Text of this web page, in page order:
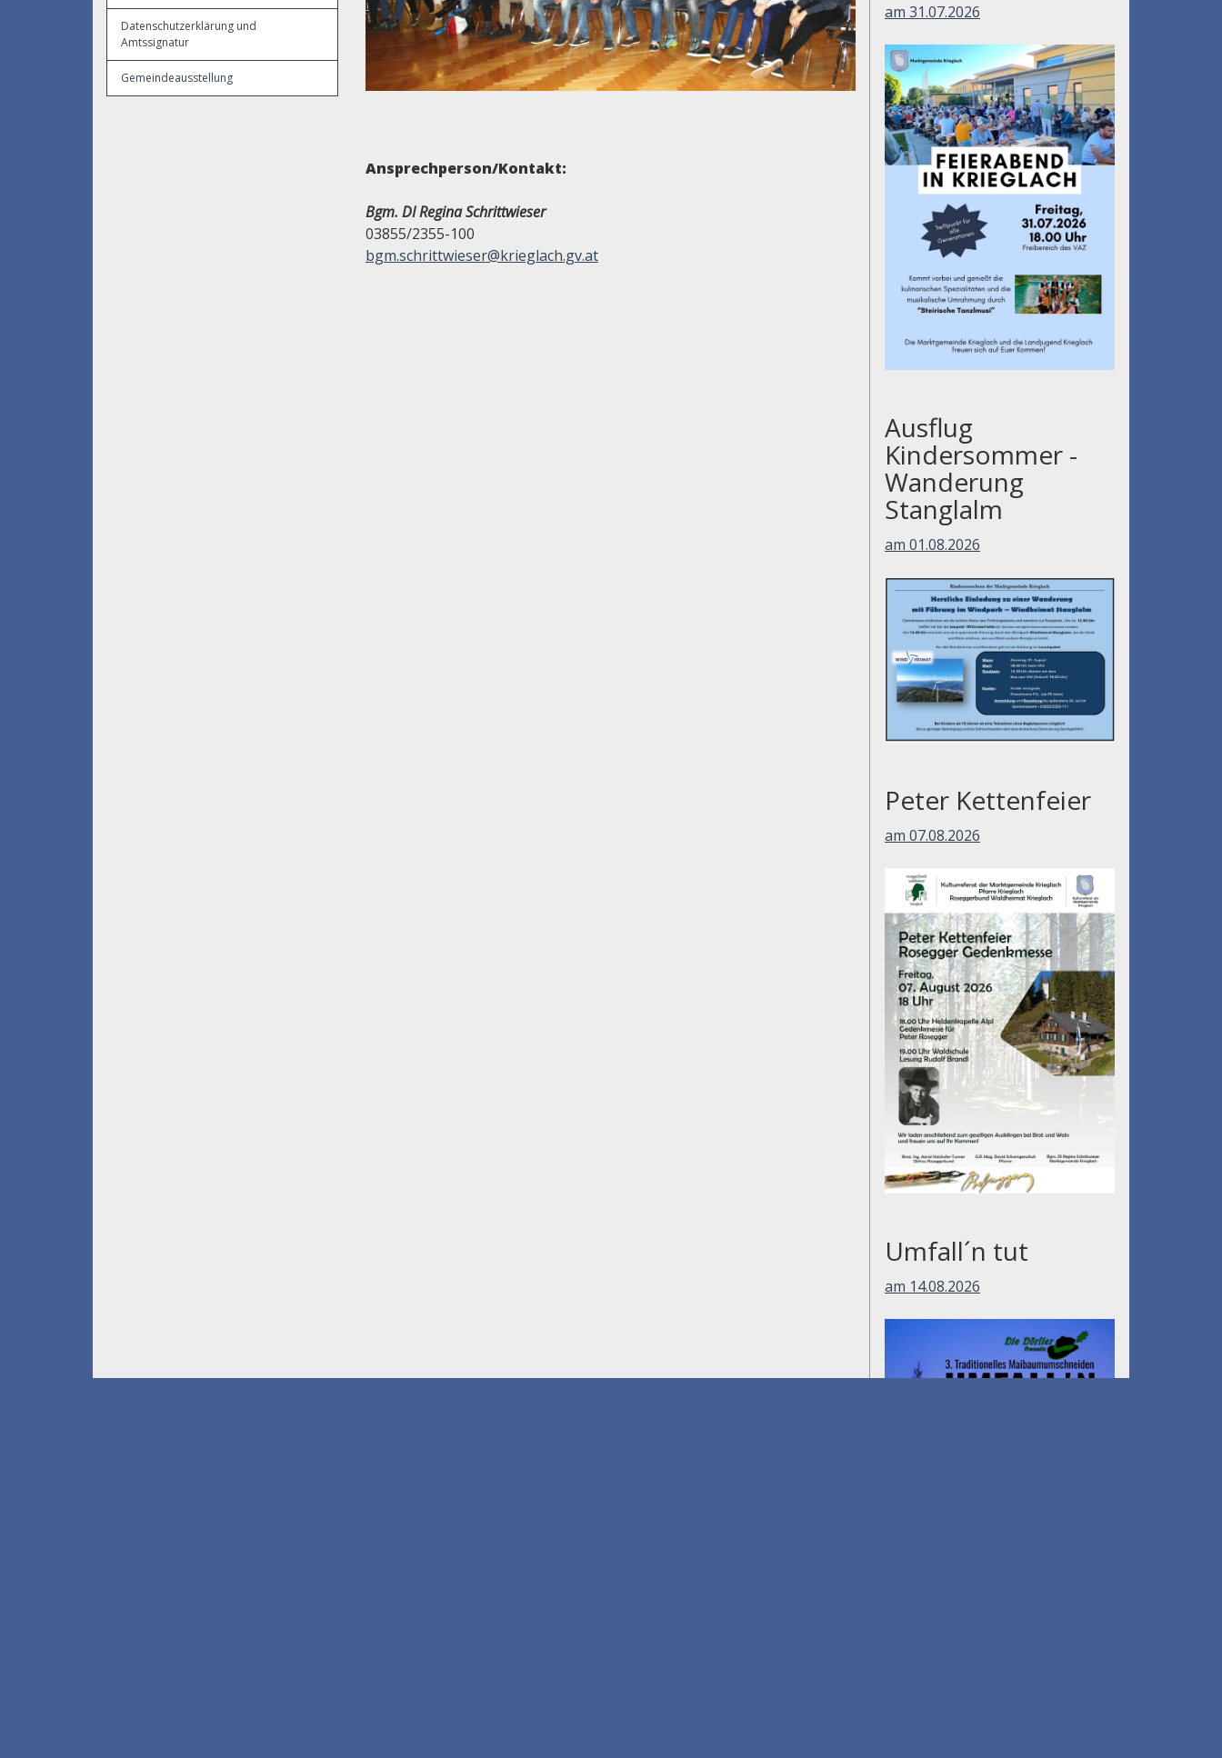
Datenschutzerklärung und
Amtssignatur
Gemeindeausstellung
Ansprechperson/Kontakt:
Bgm. DI Regina Schrittwieser
03855/2355-100
bgm.schrittwieser@krieglach.gv.at
am 31.07.2026
Ausflug
Kindersommer -
Wanderung
Stanglalm
am 01.08.2026
Peter Kettenfeier
am 07.08.2026
Umfall´n tut
am 14.08.2026